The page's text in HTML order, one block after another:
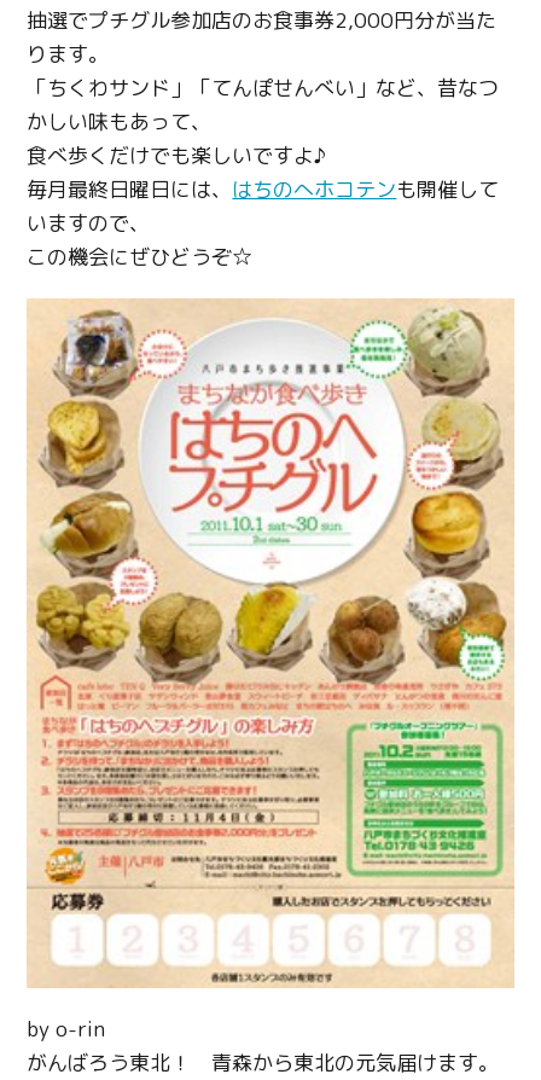
抽選でプチグル参加店のお食事券2,000円分が当た
ります。
「ちくわサンド」「てんぽせんべい」など、昔なつ
かしい味もあって、
食べ歩くだけでも楽しいですよ♪
毎月最終日曜日には、 はちのへホコテンも開催して
いますので、
この機会にぜひどうぞ☆
by o-rin
がんばろう東北！ 青森から東北の元気届けます。